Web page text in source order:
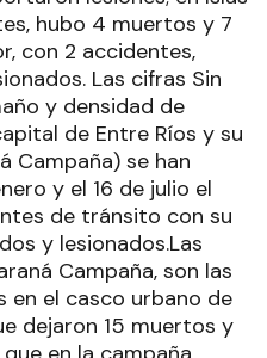
hubo 4 muertos y 7
con 2 accidentes,
Las cifras Sin
y densidad de
de Entre Ríos y su
Campaña) se han
y el 16 de julio el
de tránsito con su
y lesionados.Las
Campaña, son las
en el casco urbano de
dejaron 15 muertos y